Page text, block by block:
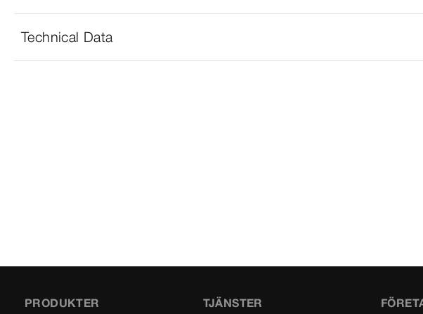
Technical Data
PRODUKTER TJÄNSTER